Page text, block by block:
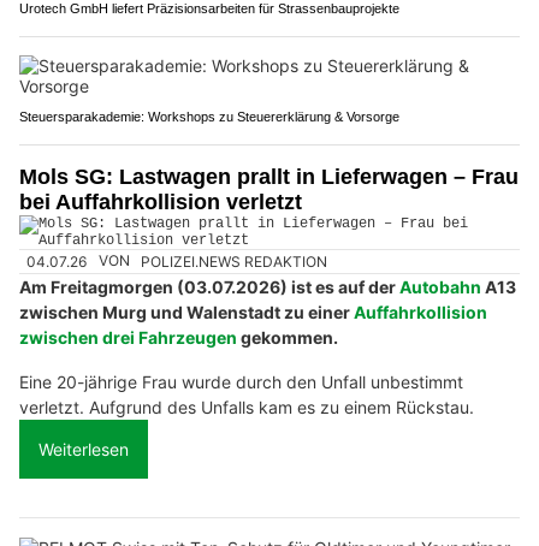
Urotech GmbH liefert Präzisionsarbeiten für Strassenbauprojekte
Steuersparakademie: Workshops zu Steuererklärung & Vorsorge
Mols SG: Lastwagen prallt in Lieferwagen – Frau
bei Auffahrkollision verletzt
04.07.26 VON POLIZEI.NEWS REDAKTION
Am Freitagmorgen (03.07.2026) ist es auf derAutobahn A13
zwischen Murg und Walenstadt zu einerAuffahrkollision
zwischen drei Fahrzeugen gekommen.
Eine 20-jährige Frau wurde durch den Unfall unbestimmt
verletzt. Aufgrund des Unfalls kam es zu einem Rückstau.
Weiterlesen